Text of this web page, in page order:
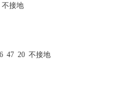
不接地
47 20 不接地